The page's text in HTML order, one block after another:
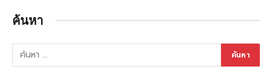
ค้นหา